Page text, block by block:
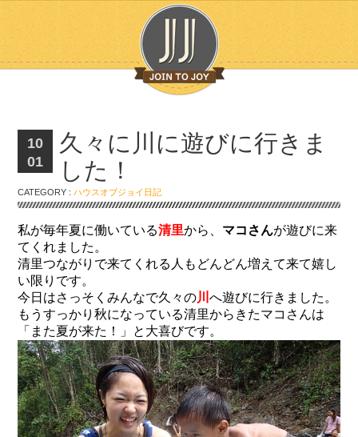
10
01
久々に川に遊びに行きま
した！
CATEGORY :ハウスオブジョイ日記
私が毎年夏に働いている清里から、 マコさんが遊びに来
てくれました。
清里つながりで来てくれる人もどんどん増えて来て嬉し
い限りです。
今日はさっそくみんなで久々の川へ遊びに行きました。
もうすっかり秋になっている清里からきたマコさんは
「また夏が来た！」と大喜びです。